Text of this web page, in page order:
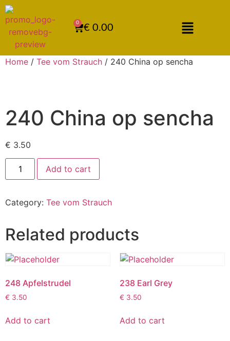
€ 0.00
0
Home / Tee vom Strauch / 240 China op sencha
240 China op sencha
€ 3.50
Add to cart
Category: Tee vom Strauch
Related products
248 Apfelstrudel
€ 3.50
Add to cart
238 Earl Grey
€ 3.50
Add to cart